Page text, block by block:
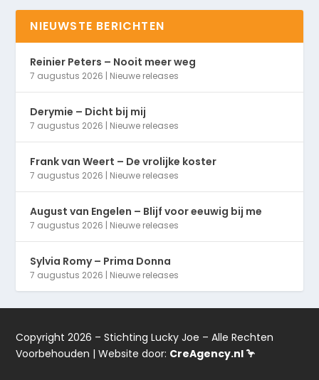
NIEUWSTE BERICHTEN
Reinier Peters – Nooit meer weg
7 augustus 2026 | Nieuwe releases
Derymie – Dicht bij mij
7 augustus 2026 | Nieuwe releases
Frank van Weert – De vrolijke koster
7 augustus 2026 | Nieuwe releases
August van Engelen – Blijf voor eeuwig bij me
7 augustus 2026 | Nieuwe releases
Sylvia Romy – Prima Donna
7 augustus 2026 | Nieuwe releases
Copyright 2026 – Stichting Lucky Joe – Alle Rechten
Voorbehouden | Website door: CreAgency.nl 🦩